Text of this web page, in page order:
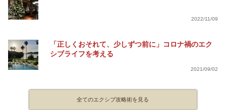
2022/11/09
「正しくおそれて、少しずつ前に」コロナ禍のエク
シブライフを考える
2021/09/02
全てのエクシブ攻略術を見る